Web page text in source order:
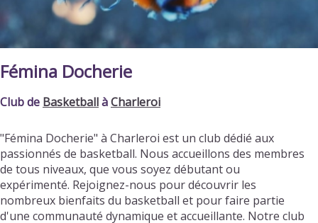
Fémina Docherie
Club de BasketballàCharleroi
"Fémina Docherie" à Charleroi est un club dédié aux
passionnés de basketball. Nous accueillons des membres
de tous niveaux, que vous soyez débutant ou
expérimenté. Rejoignez-nous pour découvrir les
nombreux bienfaits du basketball et pour faire partie
d'une communauté dynamique et accueillante. Notre club